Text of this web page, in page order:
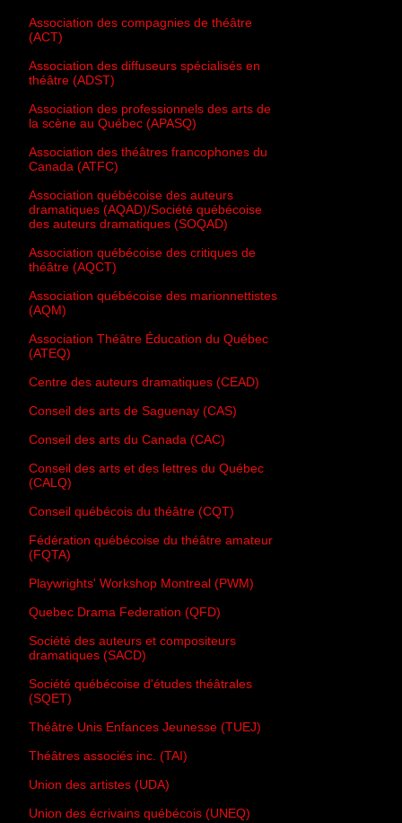
Association des compagnies de théâtre
(ACT)
Association des diffuseurs spécialisés en
théâtre (ADST)
Association des professionnels des arts de
la scène au Québec (APASQ)
Association des théâtres francophones du
Canada (ATFC)
Association québécoise des auteurs
dramatiques (AQAD)/Société québécoise
des auteurs dramatiques (SOQAD)
Association québécoise des critiques de
théâtre (AQCT)
Association québécoise des marionnettistes
(AQM)
Association Théâtre Éducation du Québec
(ATEQ)
Centre des auteurs dramatiques (CEAD)
Conseil des arts de Saguenay (CAS)
Conseil des arts du Canada (CAC)
Conseil des arts et des lettres du Québec
(CALQ)
Conseil québécois du théâtre (CQT)
Fédération québécoise du théâtre amateur
(FQTA)
Playwrights' Workshop Montreal (PWM)
Quebec Drama Federation (QFD)
Société des auteurs et compositeurs
dramatiques (SACD)
Société québécoise d'études théâtrales
(SQET)
Théâtre Unis Enfances Jeunesse (TUEJ)
Théâtres associés inc. (TAI)
Union des artistes (UDA)
Union des écrivains québécois (UNEQ)